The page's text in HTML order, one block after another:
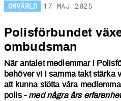
OMVÄRLD 17 MAJ 2025
Polisförbundet
ombudsman
När antalet medlemmar i
behöver vi i samma takt stärka
att kunna stötta våra
polis - med några års